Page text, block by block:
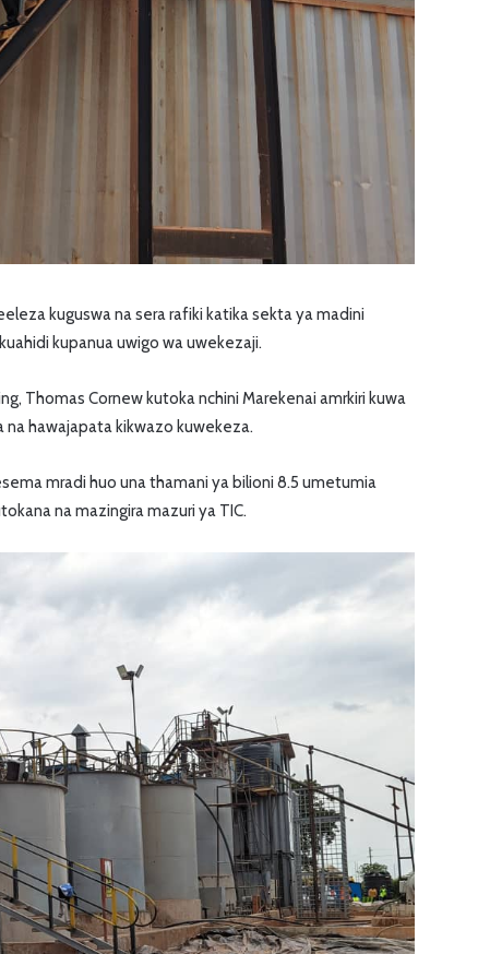
kuguswa na sera rafiki katika sekta ya madini
kupanua uwigo wa uwekezaji.
Thomas Cornew kutoka nchini Marekenai amrkiri kuwa
hawajapata kikwazo kuwekeza.
mradi huo una thamani ya bilioni 8.5 umetumia
na mazingira mazuri ya TIC.